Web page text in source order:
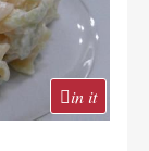
in it